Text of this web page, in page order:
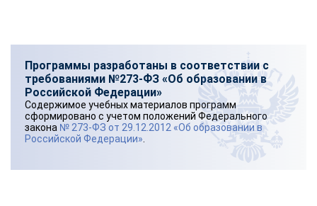
Программы разработаны в соответствии с
требованиями №273-ФЗ «Об образовании в
Российской Федерации»
Содержимое учебных материалов программ
сформировано с учетом положений Федерального
закона № 273-ФЗ от 29.12.2012 «Об образовании в
Российской Федерации»